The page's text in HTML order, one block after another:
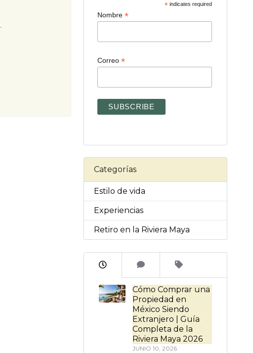
.
* indicates required
Nombre*
Correo*
Categorías
Estilo de vida
Experiencias
Retiro en la Riviera Maya
Cómo Comprar una
Propiedad en
México Siendo
Extranjero | Guía
Completa de la
Riviera Maya 2026
JUNIO 10, 2026